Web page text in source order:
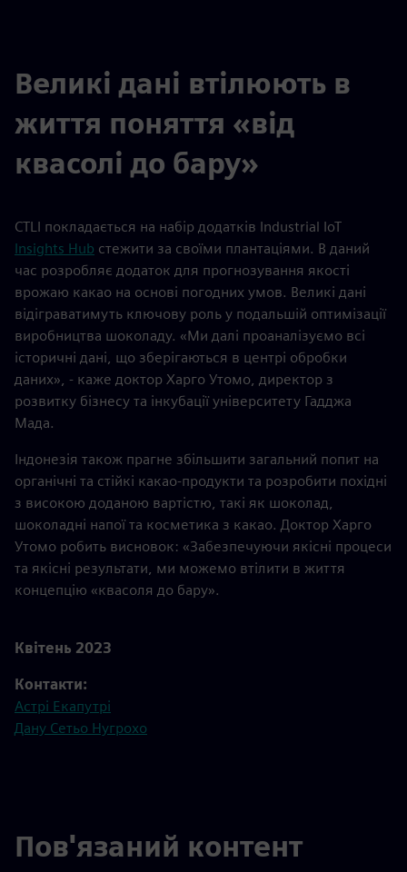
Великі дані втілюють в
життя поняття «від
квасолі до бару»
CTLI покладається на набір додатків Industrial IoT
Insights Hub стежити за своїми плантаціями. В даний
час розробляє додаток для прогнозування якості
врожаю какао на основі погодних умов. Великі дані
відіграватимуть ключову роль у подальшій оптимізації
виробництва шоколаду. «Ми далі проаналізуємо всі
історичні дані, що зберігаються в центрі обробки
даних», - каже доктор Харго Утомо, директор з
розвитку бізнесу та інкубації університету Гадджа
Мада.
Індонезія також прагне збільшити загальний попит на
органічні та стійкі какао-продукти та розробити похідні
з високою доданою вартістю, такі як шоколад,
шоколадні напої та косметика з какао. Доктор Харго
Утомо робить висновок: «Забезпечуючи якісні процеси
та якісні результати, ми можемо втілити в життя
концепцію «квасоля до бару».
Квітень 2023
Контакти:
Астрі Екапутрі
Дану Сетьо Нугрохо
Пов'язаний контент